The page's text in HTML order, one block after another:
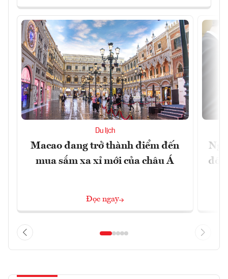
Du lịch
Macao đang trở thành điểm đến
mua sắm xa xỉ mới của châu Á
Đọc ngay
đổi